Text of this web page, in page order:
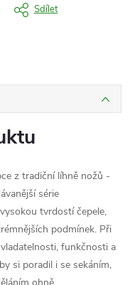
Sdílet
z tradiční líhně nožů -
série
tvrdostí čepele,
podmínek. Při
funkčnosti a
si poradil i se sekáním,